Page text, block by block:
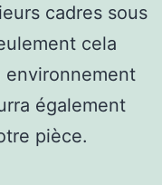
cadres sous
cela
environnement
également
pièce.